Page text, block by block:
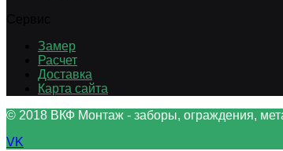
Замер
Расчет
Доставка
Карта сайта
© 2018 ВКФ Монтаж - заборы, ограждения,
VK